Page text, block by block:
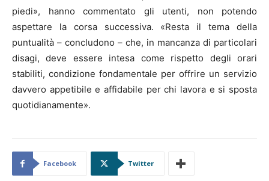
piedi», hanno commentato gli utenti, non potendo
aspettare la corsa successiva. «Resta il tema della
puntualità – concludono – che, in mancanza di particolari
disagi, deve essere intesa come rispetto degli orari
stabiliti, condizione fondamentale per offrire un servizio
davvero appetibile e affidabile per chi lavora e si sposta
quotidianamente».
Facebook Twitter